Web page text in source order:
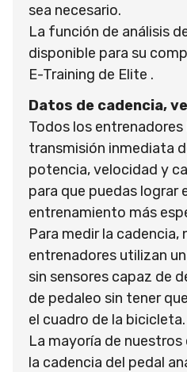
sea necesario.
La función de análisis
disponible para su
E-Training de Elite .
Datos de cadencia,
Todos los
transmisión inmediata
potencia, velocidad y
para que puedas lograr
entrenamiento más
Para medir la cadencia,
entrenadores utilizan
sin sensores capaz de
de pedaleo sin tener
el cuadro de la bicicleta.
La mayoría de
la cadencia del pedal